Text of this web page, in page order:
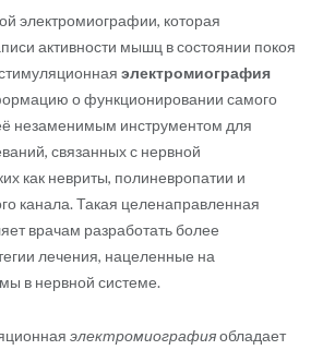
электромиографии, которая
активности мышц в состоянии покоя
электромиография
о функционировании самого
незаменимым инструментом для
связанных с нервной
как невриты, полиневропатии и
канала. Такая целенаправленная
врачам разработать более
лечения, нацеленные на
в нервной системе.
электромиографияобладает